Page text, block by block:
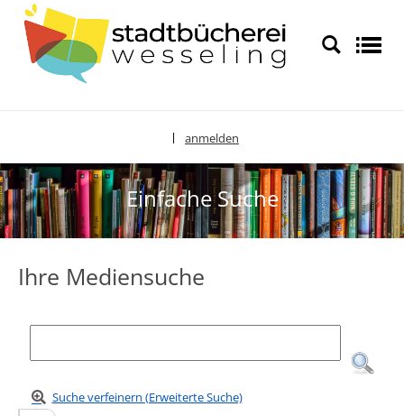
anmelden
Einfache Suche
Ihre Mediensuche
Suche verfeinern (Erweiterte Suche)